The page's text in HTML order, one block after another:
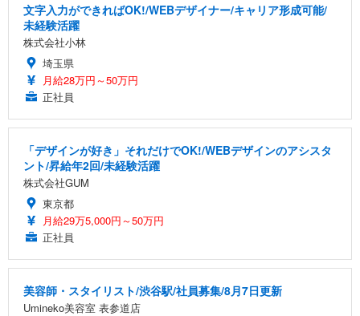
文字入力ができればOK!/WEBデザイナー/キャリア形成可能/
未経験活躍
株式会社小林
埼玉県
月給28万円～50万円
正社員
「デザインが好き」それだけでOK!/WEBデザインのアシスタ
ント/昇給年2回/未経験活躍
株式会社GUM
東京都
月給29万5,000円～50万円
正社員
美容師・スタイリスト/渋谷駅/社員募集/8月7日更新
Umineko美容室 表参道店